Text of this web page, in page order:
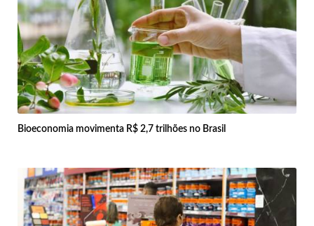
Bioeconomia movimenta R$ 2,7 trilhões no Brasil